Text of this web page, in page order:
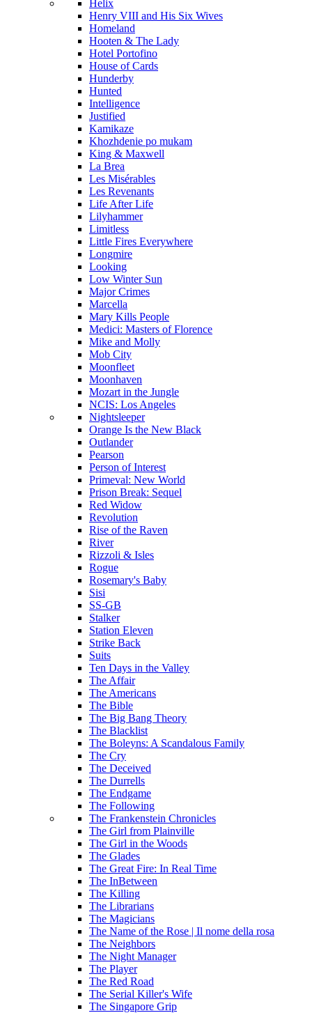
Helix
Henry VIII and His Six Wives
Homeland
Hooten & The Lady
Hotel Portofino
House of Cards
Hunderby
Hunted
Intelligence
Justified
Kamikaze
Khozhdenie po mukam
King & Maxwell
La Brea
Les Misérables
Les Revenants
Life After Life
Lilyhammer
Limitless
Little Fires Everywhere
Longmire
Looking
Low Winter Sun
Major Crimes
Marcella
Mary Kills People
Medici: Masters of Florence
Mike and Molly
Mob City
Moonfleet
Moonhaven
Mozart in the Jungle
NCIS: Los Angeles
Nightsleeper
Orange Is the New Black
Outlander
Pearson
Person of Interest
Primeval: New World
Prison Break: Sequel
Red Widow
Revolution
Rise of the Raven
River
Rizzoli & Isles
Rogue
Rosemary's Baby
Sisi
SS-GB
Stalker
Station Eleven
Strike Back
Suits
Ten Days in the Valley
The Affair
The Americans
The Bible
The Big Bang Theory
The Blacklist
The Boleyns: A Scandalous Family
The Cry
The Deceived
The Durrells
The Endgame
The Following
The Frankenstein Chronicles
The Girl from Plainville
The Girl in the Woods
The Glades
The Great Fire: In Real Time
The InBetween
The Killing
The Librarians
The Magicians
The Name of the Rose | Il nome della rosa
The Neighbors
The Night Manager
The Player
The Red Road
The Serial Killer's Wife
The Singapore Grip